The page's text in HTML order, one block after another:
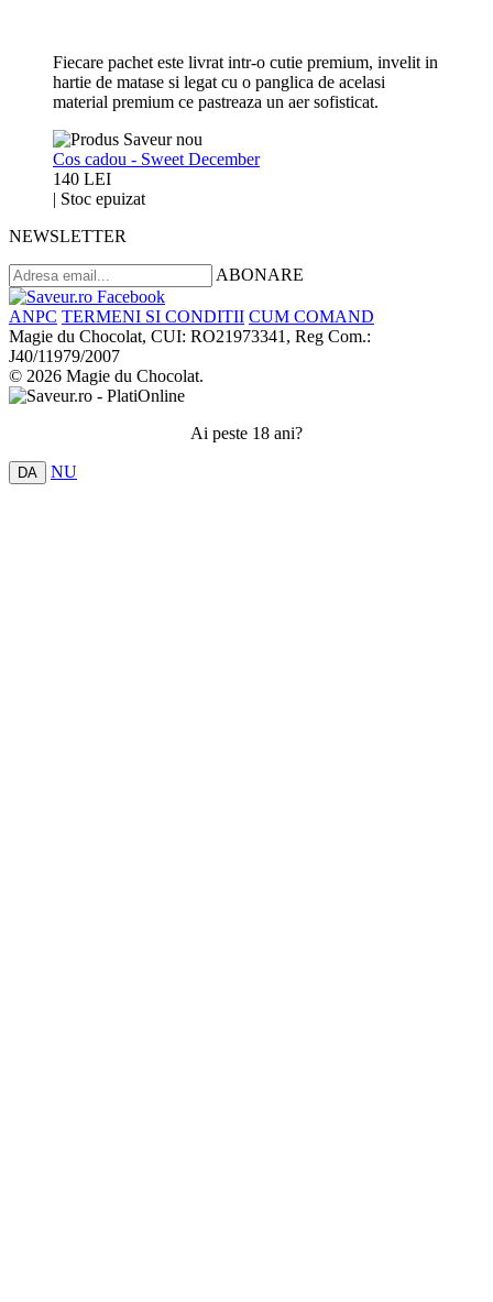
Fiecare pachet este livrat intr-o cutie premium, invelit in
hartie de matase si legat cu o panglica de acelasi
material premium ce pastreaza un aer sofisticat.
Cos cadou - Sweet December
140 LEI
| Stoc epuizat
NEWSLETTER
ABONARE
ANPC TERMENI SI CONDITII CUM COMAND
Magie du Chocolat, CUI: RO21973341, Reg Com.:
J40/11979/2007
© 2026 Magie du Chocolat.
Ai peste 18 ani?
DA NU